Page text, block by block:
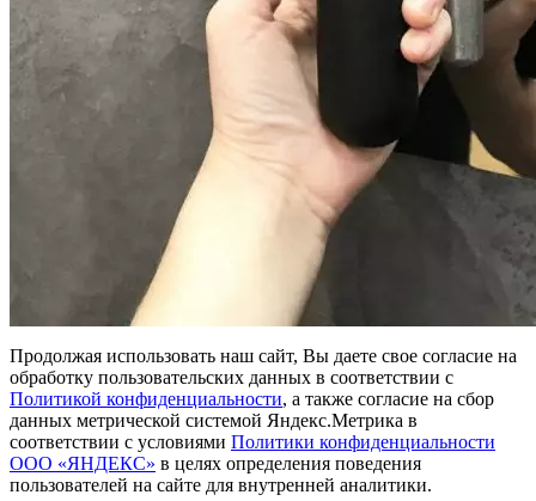
Продолжая использовать наш сайт, Вы даете свое согласие на
обработку пользовательских данных в соответствии с
Политикой конфиденциальности, а также согласие на сбор
данных метрической системой Яндекс.Метрика в
соответствии с условиями Политики конфиденциальности
ООО «ЯНДЕКС» в целях определения поведения
пользователей на сайте для внутренней аналитики.